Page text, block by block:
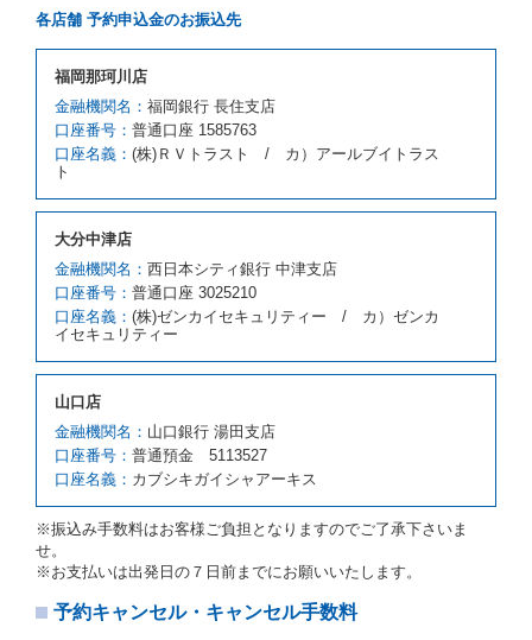
いいます。）の貸渡しを申し入れることができるもの
とします。
クラスを除き予約時と同一の借受条件でレンタカー提
携先の代替レンタカーを貸し渡すものとします。な
お、代替レンタカーの貸渡料金が予約された車種クラ
スの貸渡料金より高くなるときは、予約した車種クラ
スの貸渡料金によるものとし、予約された車種クラス
借受人は、第１項の代替レンタカーの貸渡しの申入れ
を拒絶し、予約を取り消すことができるものとしま
す。
前項の場合、第１項の貸渡しをすることができない原
因が、当社の責に帰する事由によるときには第４条第
４項の予約の取消しとして取り扱い、当社は受領済の
予約申込金を返還するものとします。
原因が、当社の責に帰さない事由による時には第４条
第５項の予約の取消しとして取り扱い、当社は受領済
の予約申込金を返還するものとします。
第６条（免責）
当社及び借受人は、予約が取り消され、又は貸渡契約
が締結されなかったことについて、第４条及び第５条
に定める場合を除き、相互に何らの請求をしないもの
とします。
第３章／貸 渡 し
各店舗 予約申込金のお振込先
福岡那珂川店
金融機関名： 福岡銀行 長住支店
口座番号： 普通口座 1585763
口座名義： (株)ＲＶトラスト / カ）アールブイトラス
ト
大分中津店
金融機関名： 西日本シティ銀行 中津支店
口座番号： 普通口座 3025210
口座名義： (株)ゼンカイセキュリティー / カ）ゼンカ
イセキュリティー
山口店
金融機関名： 山口銀行 湯田支店
口座番号： 普通預金 5113527
口座名義： カブシキガイシャアーキス
※振込み手数料はお客様ご負担となりますのでご了承下さいま
せ。
※お支払いは出発日の７日前までにお願いいたします。
予約キャンセル・キャンセル手数料